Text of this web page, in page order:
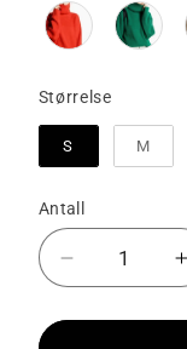
StørrelseStørrelse
S M
Antall
antallet
for